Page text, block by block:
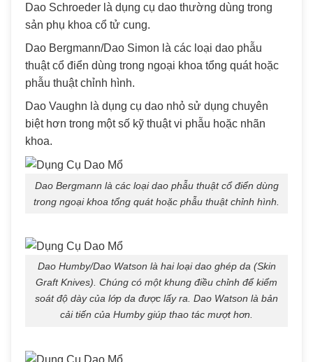
Dao Schroeder là dụng cụ dao thường dùng trong
sản phụ khoa cổ tử cung.
Dao Bergmann/Dao Simon là các loại dao phẫu
thuật cổ điển dùng trong ngoại khoa tổng quát hoặc
phẫu thuật chỉnh hình.
Dao Vaughn là dụng cụ dao nhỏ sử dụng chuyên
biệt hơn trong một số kỹ thuật vi phẫu hoặc nhãn
khoa.
Dao Bergmann là các loại dao phẫu thuật cổ điển dùng
trong ngoại khoa tổng quát hoặc phẫu thuật chỉnh hình.
Dao Humby/Dao Watson là hai loại dao ghép da (Skin
Graft Knives). Chúng có một khung điều chỉnh để kiểm
soát độ dày của lớp da được lấy ra. Dao Watson là bản
cải tiến của Humby giúp thao tác mượt hơn.